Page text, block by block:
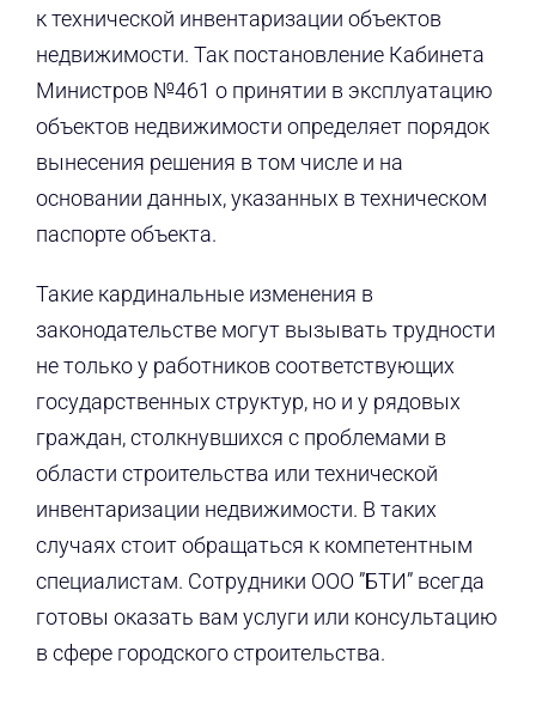
к технической инвентаризации объектов
недвижимости. Так постановление Кабинета
Министров №461 о принятии в эксплуатацию
объектов недвижимости определяет порядок
вынесения решения в том числе и на
основании данных, указанных в техническом
паспорте объекта.
Такие кардинальные изменения в
законодательстве могут вызывать трудности
не только у работников соответствующих
государственных структур, но и у рядовых
граждан, столкнувшихся с проблемами в
области строительства или технической
инвентаризации недвижимости. В таких
случаях стоит обращаться к компетентным
специалистам. Сотрудники ООО ”БТИ” всегда
готовы оказать вам услуги или консультацию
в сфере городского строительства.